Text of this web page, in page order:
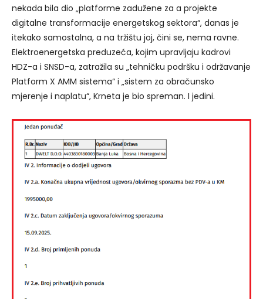
nekada bila dio „platforme zadužene za a projekte
digitalne transformacije energetskog sektora“, danas je
itekako samostalna, a na tržištu joj, čini se, nema ravne.
Elektroenergetska preduzeća, kojim upravljaju kadrovi
HDZ-a i SNSD-a, zatražila su „tehničku podršku i održavanje
Platform X AMM sistema“ i „sistem za obračunsko
mjerenje i naplatu“, Krneta je bio spreman. I jedini.